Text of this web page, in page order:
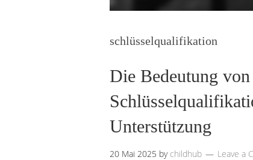
schlüsselqualifikation
Die Bedeutung
Unterstützung
20 Mai 2025 by childhub Leave a